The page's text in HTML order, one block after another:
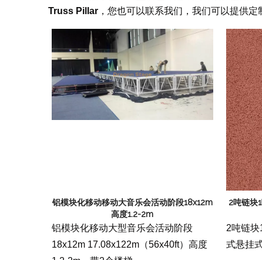
铝
Truss Pillar ，您也可以联系我们，我们可以提供定
铝模块化移动移动大音乐会活动阶段18x12m
高度1.2-2m
铝模块化移动大型音乐会活动阶段
18x12m 17.08x122m（56x40ft）高度
2吨链块
2吨链
式悬挂